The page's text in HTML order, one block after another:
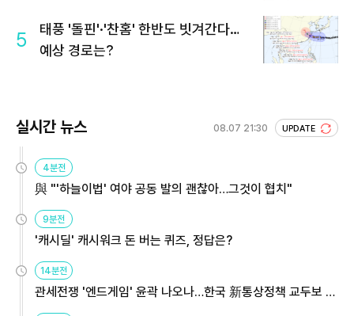
5
태풍 '돌핀'·'찬홈' 한반도 빗겨간다…
예상 경로는?
실시간 뉴스 08.07 21:30 UPDATE
4분전
與 "'하늘이법' 여야 공동 발의 괜찮아…그것이 협치"
9분전
'캐시딜' 캐시워크 돈 버는 퀴즈, 정답은?
14분전
관세전쟁 '엔드게임' 윤곽 나오나…한국 新통상정책 교두보 활
용해야